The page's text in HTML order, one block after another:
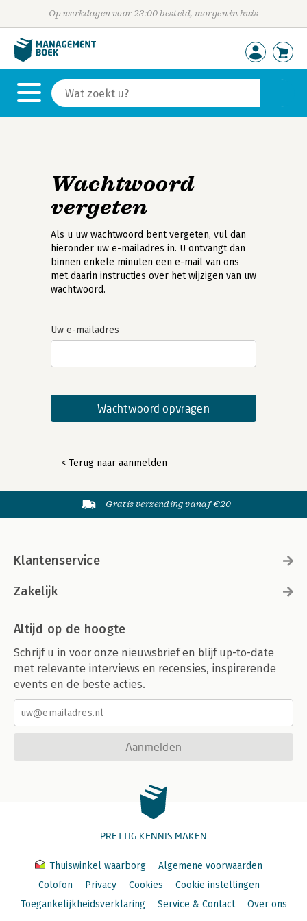
Op werkdagen voor 23:00 besteld, morgen in huis
Wachtwoord
vergeten
Als u uw wachtwoord bent vergeten, vul dan
hieronder uw e-mailadres in. U ontvangt dan
binnen enkele minuten een e-mail van ons
met daarin instructies over het wijzigen van uw
wachtwoord.
Uw e-mailadres
< Terug naar aanmelden
Gratis verzending vanaf €20
Klantenservice
Zakelijk
Altijd op de hoogte
Schrijf u in voor onze nieuwsbrief en blijf up-to-date
met relevante interviews en recensies, inspirerende
events en de beste acties.
Aanmelden
PRETTIG KENNIS MAKEN
Thuiswinkel waarborg
Algemene voorwaarden
Colofon
Privacy Cookies
Cookie instellingen
Toegankelijkheidsverklaring
Service & Contact Over ons